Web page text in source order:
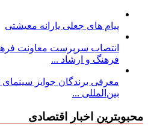
پیام های جعلی یارانه معیشتی
انتصاب سرپرست معاونت
فرهنگ و ارشاد ...
معرفی برندگان جوایز سینمای
بین‌المللی ...
محبوبترین اخبار اقتصادی